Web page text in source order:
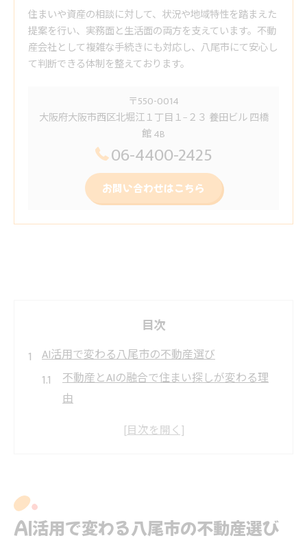
住まいや資産の相談に対して、状況や地域特性を踏まえた
提案を行い、実務面と生活面の両方を支えています。不動
産会社として複雑な手続きにも対応し、八尾市にて安心し
て判断できる体制を整えております。
〒550-0014
大阪府大阪市西区北堀江１丁目１−２３ 養田ビル 四橋
館 4B
06-4400-2425
お問い合わせはこちら
目次
AI活用で変わる八尾市の不動産選び
不動産とAIの融合で住まい探しが変わる理
由
八尾市の不動産選びにAI活用が広がる背景
不動産業界の最新動向を八尾市で知る
AI活用で変わる八尾市の不動産選び